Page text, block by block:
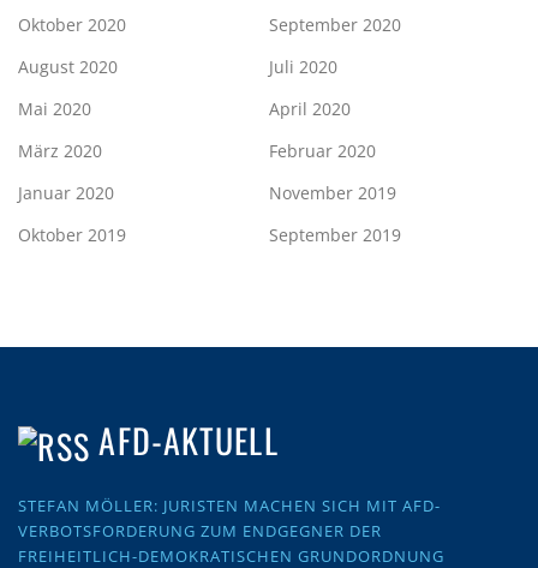
Oktober 2020
September 2020
August 2020
Juli 2020
Mai 2020
April 2020
März 2020
Februar 2020
Januar 2020
November 2019
Oktober 2019
September 2019
AFD-AKTUELL
STEFAN MÖLLER: JURISTEN MACHEN SICH MIT AFD-
VERBOTSFORDERUNG ZUM ENDGEGNER DER
FREIHEITLICH-DEMOKRATISCHEN GRUNDORDNUNG